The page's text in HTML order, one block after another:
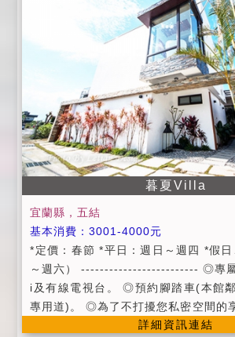
請事先告知。(小孩三歲以上算一人）
自行妥善保管、如有遺失，恕不負責
屋內全面禁止吸菸、嚼食檳榔烹煮。
的住房，且訂金恕不退還。 6、謝絕
者無條件取消您的住房，且訂金恕不
點過後，請勿大聲喧嘩嬉鬧，更不能
鄰。 8、為保障入住房客安全，不接
內參觀。 9、不能破壞或攜出屋內用品
，否則照價賠償。 10、附設停車場
每人50元 ◎代售川湯或川湯春天
資訊服務 ◎待辦汽、機車租賃服務 ◎
程 如果有事臨時取消請14天前提出，
棟不接受臨時取消，除颱風因素延期
放下午三點至晚上九點半)敬請配合避
局罰單自行吸收！ ◎附早餐 (供餐時
00) 暑假以假日計算！（泳池開放時
半）
暮夏Villa
宜蘭縣，五結
基本消費：3001-4000元
*定價：春節 *平日：週日～週四 *假
～週六） ------------------------- ◎專
i及有線電視台。 ◎預約腳踏車(本館
專用道)。 ◎為了不打擾您私密空間的
驗在地早餐文化，本館早餐僅提供簡
詳細資訊連結